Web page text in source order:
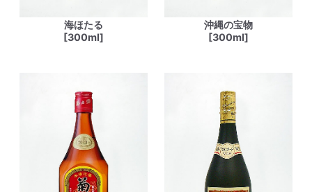
海ほたる
[300ml]
沖縄の宝物
[300ml]